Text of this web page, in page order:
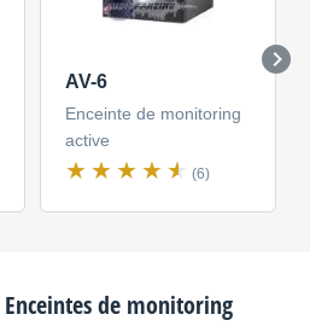
AV-6
Enceinte de monitoring
active
(6)
Enceintes de monitoring